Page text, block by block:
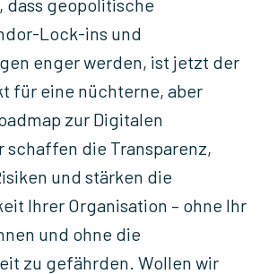
Lock-ins und
enger werden, ist jetzt der
für eine nüchterne, aber
zur Digitalen
schaffen die Transparenz,
und stärken die
Ihrer Organisation – ohne Ihr
und ohne die
zu gefährden. Wollen wir